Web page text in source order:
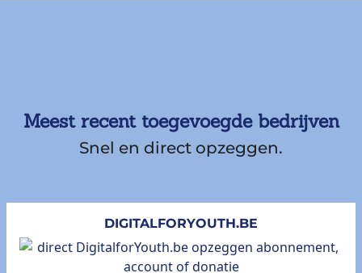
Meest recent toegevoegde bedrijven
Snel en direct opzeggen.
DIGITALFORYOUTH.BE